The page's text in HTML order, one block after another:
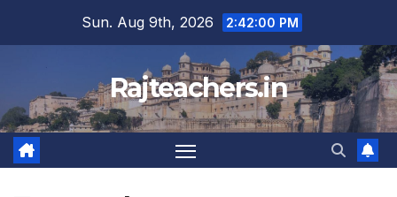
Sun. Aug 9th, 2026 2:42:00 PM
Rajteachers.in